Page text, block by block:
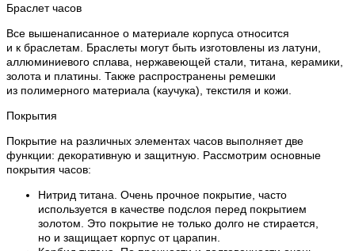
Браслет часов
Все вышенаписанное о материале корпуса относится
и к браслетам. Браслеты могут быть изготовлены из латуни,
аллюминиевого сплава, нержавеющей стали, титана, керамики,
золота и платины. Также распространены ремешки
из полимерного материала (каучука), текстиля и кожи.
Покрытия
Покрытие на различных элементах часов выполняет две
функции: декоративную и защитную. Рассмотрим основные
покрытия часов:
Нитрид титана. Очень прочное покрытие, часто
используется в качестве подслоя перед покрытием
золотом. Это покрытие не только долго не стирается,
но и защищает корпус от царапин.